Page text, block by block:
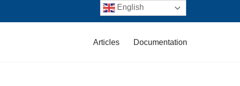
Articles Documentation
English